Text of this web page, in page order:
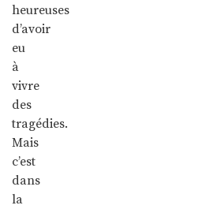
heureuses
d’avoir
eu
à
vivre
des
tragédies.
Mais
c’est
dans
la